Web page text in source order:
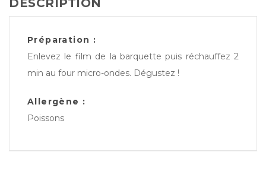
DESCRIPTION
Préparation :
Enlevez le film de la barquette puis réchauffez 2
min au four micro-ondes. Dégustez !
Allergène :
Poissons